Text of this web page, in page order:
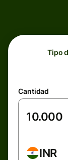
Tipo
Cantidad
INR